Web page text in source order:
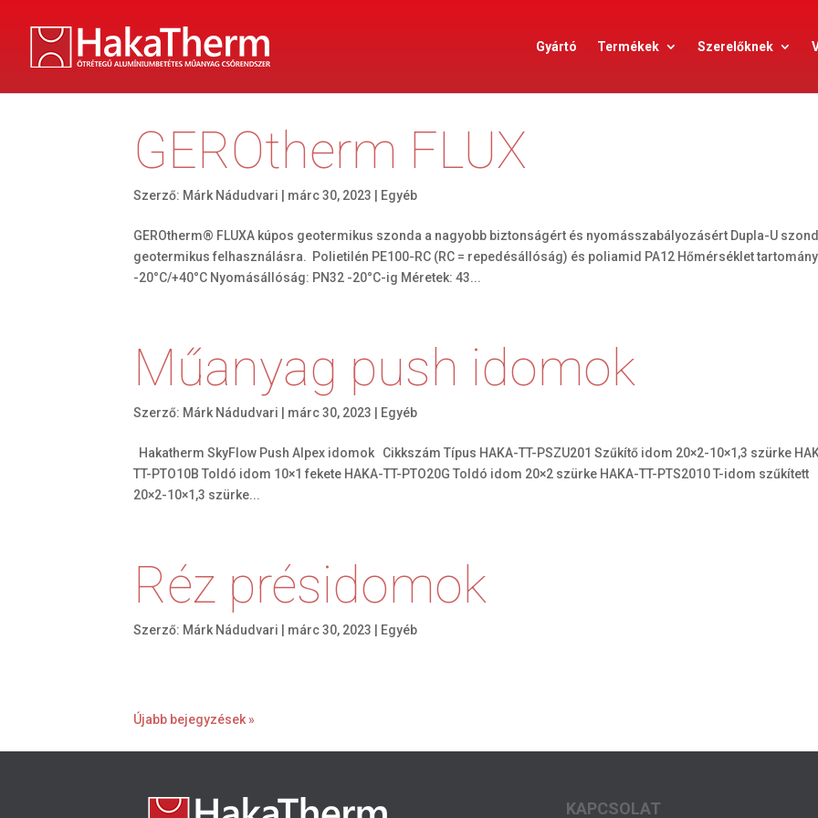
Gyártó Termékek Szerelőknek
GEROtherm FLUX
Szerző: Márk Nádudvari márc 30, 2023 Egyéb
GEROtherm® FLUXA kúpos geotermikus szonda a nagyobb biztonságért és nyomásszabályozásért Dupla-U
geotermikus felhasználásra. Polietilén PE100-RC (RC = repedésállóság) és poliamid PA12 Hőmérséklet
-20°C/+40°C Nyomásállóság: PN32 -20°C-ig Méretek: 43...
Műanyag push idomok
Szerző: Márk Nádudvari márc 30, 2023 Egyéb
Hakatherm SkyFlow Push Alpex idomok Cikkszám Típus HAKA-TT-PSZU201 Szűkítő idom 20×2-10×1,3 szürke
TT-PTO10B Toldó idom 10×1 fekete HAKA-TT-PTO20G Toldó idom 20×2 szürke HAKA-TT-PTS2010 T-idom szűkített
20×2-10×1,3 szürke...
Réz présidomok
Szerző: Márk Nádudvari márc 30, 2023 Egyéb
Újabb bejegyzések »
KAPCSOLAT